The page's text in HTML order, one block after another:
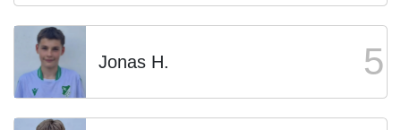
Jonas H. 5